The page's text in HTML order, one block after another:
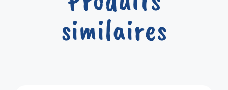
similaires